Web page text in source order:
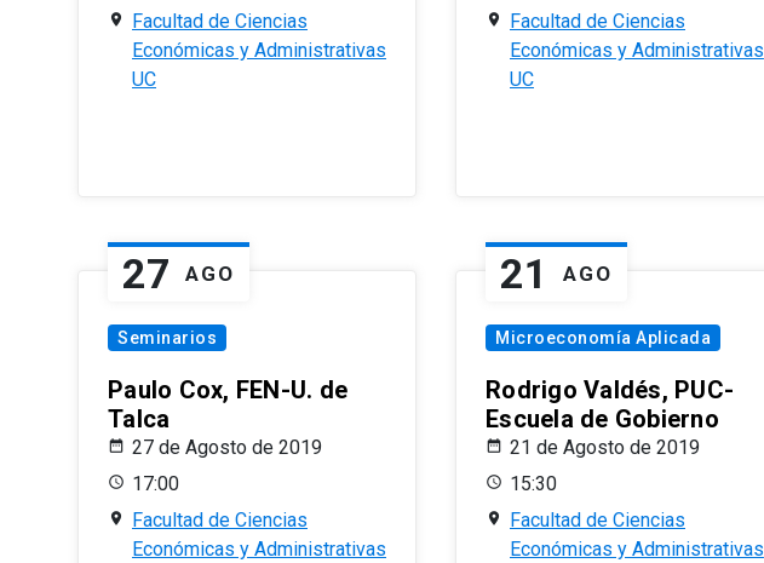
Facultad de Ciencias
Económicas y Administrativas
UC
Facultad de Ciencias
Económicas y Administrativas
UC
27 AGO
Seminarios
Paulo Cox, FEN-U. de
Talca
27 de Agosto de 2019
17:00
Facultad de Ciencias
Económicas y Administrativas
21 AGO
Microeconomía Aplicada
Rodrigo Valdés, PUC-
Escuela de Gobierno
21 de Agosto de 2019
15:30
Facultad de Ciencias
Económicas y Administrativas